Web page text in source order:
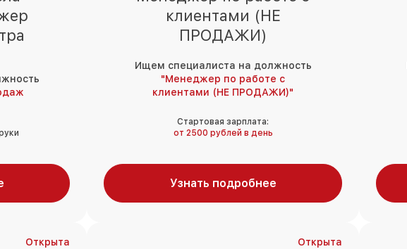
клиентами (НЕ
ПРОДАЖИ)
Ищем специалиста на должность
"Менеджер по работе с
клиентами (НЕ ПРОДАЖИ)"
Стартовая зарплата:
от 2500 рублей в день
Узнать подробнее
Открыта Открыта